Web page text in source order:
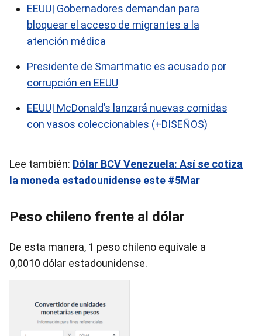
EEUU| Gobernadores demandan para
bloquear el acceso de migrantes a la
atención médica
Presidente de Smartmatic es acusado por
corrupción en EEUU
EEUU| McDonald’s lanzará nuevas comidas
con vasos coleccionables (+DISEÑOS)
Lee también: Dólar BCV Venezuela: Así se cotiza
la moneda estadounidense este #5Mar
Peso chileno frente al dólar
De esta manera, 1 peso chileno equivale a
0,0010 dólar estadounidense.